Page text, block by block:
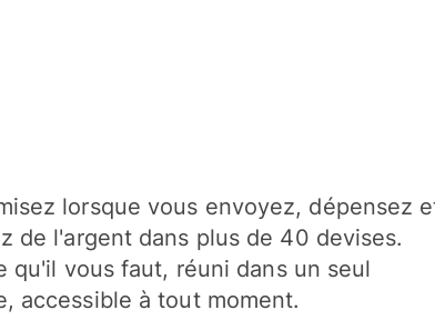
lorsque vous envoyez, dépensez
de l'argent dans plus de 40 devises.
qu'il vous faut, réuni dans un seul
accessible à tout moment.